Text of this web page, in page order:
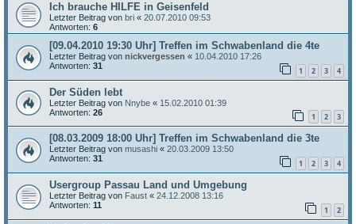
Ich brauche HILFE in Geisenfeld
Letzter Beitrag von bri « 20.07.2010 09:53
Antworten: 6
[09.04.2010 19:30 Uhr] Treffen im Schwabenland die 4te
Letzter Beitrag von nickvergessen « 10.04.2010 17:26
Antworten: 31 1 2 3 4
Der Süden lebt
Letzter Beitrag von Nnybe « 15.02.2010 01:39
Antworten: 26 1 2 3
[08.03.2009 18:00 Uhr] Treffen im Schwabenland die 3te
Letzter Beitrag von musashi « 20.03.2009 13:50
Antworten: 31 1 2 3 4
Usergroup Passau Land und Umgebung
Letzter Beitrag von Faust « 24.12.2008 13:16
Antworten: 11 1 2